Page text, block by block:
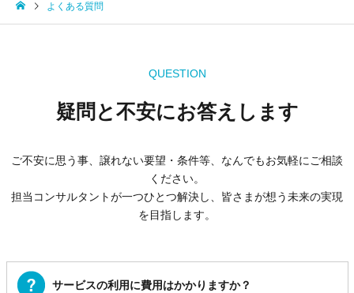
よくある質問
QUESTION
疑問と不安にお答えします
ご不安に思う事、譲れない要望・条件等、なんでもお気軽にご相談
ください。
担当コンサルタントが一つひとつ解決し、皆さまが想う未来の実現
を目指します。
サービスの利用に費用はかかりますか？